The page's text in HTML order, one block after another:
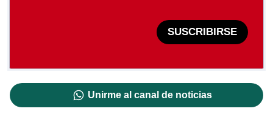
SUSCRIBIRSE
Unirme al canal de noticias